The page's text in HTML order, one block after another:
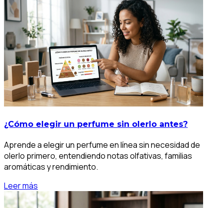
¿Cómo elegir un perfume sin olerlo antes?
Aprende a elegir un perfume en línea sin necesidad de
olerlo primero, entendiendo notas olfativas, familias
aromáticas y rendimiento.
Leer más